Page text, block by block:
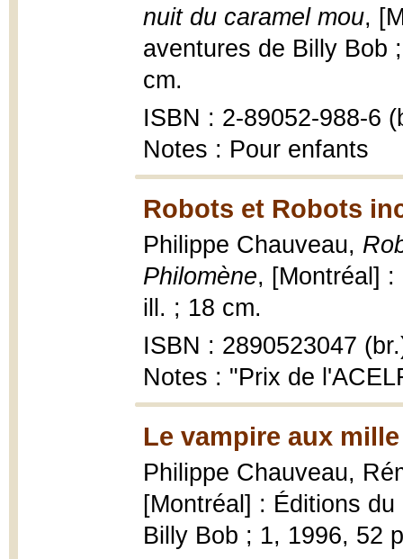
nuit du caramel mou,
aventures de Billy Bob
cm.
ISBN : 2-89052-988-6
Notes : Pour enfants
Robots et Robots
Philippe Chauveau,
Philomène, [Montréal]
ill. ; 18 cm.
ISBN : 2890523047
Notes : "Prix de
Le vampire aux
Philippe Chauveau,
[Montréal] : Éditions
Billy Bob ; 1, 1996, 52